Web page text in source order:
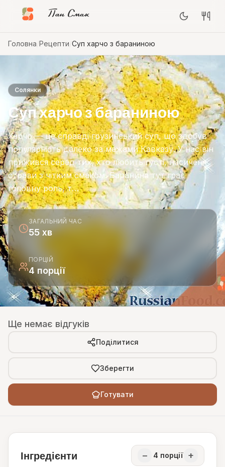
Пан Смак
Головна Рецепти Суп харчо з бараниною
Солянки
Суп харчо з бараниною
Харчо — це справді грузинський суп, що здобув
популярність далеко за межами Кавказу. У нас він
прижився серед тих, хто любить густі, насичені
страви з чітким смаком. Баранина тут грає
головну роль, т…
ЗАГАЛЬНИЙ ЧАС
55 хв
ПОРЦІЙ
4 порції
Ще немає відгуків
Поділитися
Зберегти
Готувати
Інгредієнти − 4 порції +